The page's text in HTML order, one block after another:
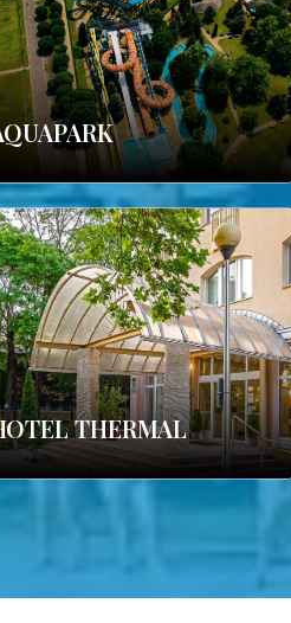
THERMAL